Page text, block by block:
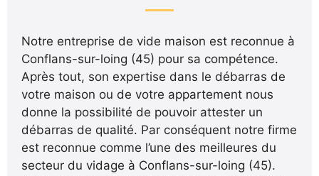
Notre entreprise de vide maison est reconnue à
Conflans-sur-loing (45) pour sa compétence.
Après tout, son expertise dans le débarras de
votre maison ou de votre appartement nous
donne la possibilité de pouvoir attester un
débarras de qualité. Par conséquent notre firme
est reconnue comme l’une des meilleures du
secteur du vidage à Conflans-sur-loing (45).